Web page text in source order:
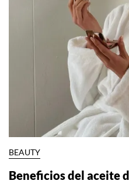
BEAUTY
Beneficios del aceite